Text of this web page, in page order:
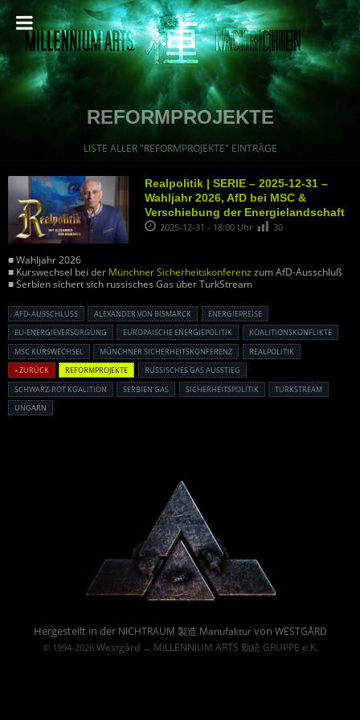
REFORMPROJEKTE
LISTE ALLER "REFORMPROJEKTE" EINTRÄGE
Realpolitik | SERIE – 2025-12-31 –
Wahljahr 2026, AfD bei MSC &
Verschiebung der Energielandschaft
2025-12-31 - 18:00 Uhr 30
■ Wahljahr 2026
■ Kurswechsel bei der Münchner Sicherheitskonferenz zum AfD-Ausschluß
■ Serbien sichert sich russisches Gas über TurkStream
AFD-AUSSCHLUSS ALEXANDER VON BISMARCK
ENERGIEPREISE
EU-ENERGIEVERSORGUNG
EUROPÄISCHE ENERGIEPOLITIK
KOALITIONSKONFLIKTE
MSC KURSWECHSEL
MÜNCHNER SICHERHEITSKONFERENZ
REALPOLITIK
« ZURÜCK
REFORMPROJEKTE
RUSSISCHES GAS AUSSTIEG
SCHWARZ-ROT KOALITION
SERBIEN GAS SICHERHEITSPOLITIK
TURKSTREAM
UNGARN
Hergestellt in der NICHTRAUM 製造 Manufakturvon WESTGÅRD
© 1994-2026 Westgård→ MILLENNIUM ARTS 勤続 GRUPPE e.K.
Powered By :